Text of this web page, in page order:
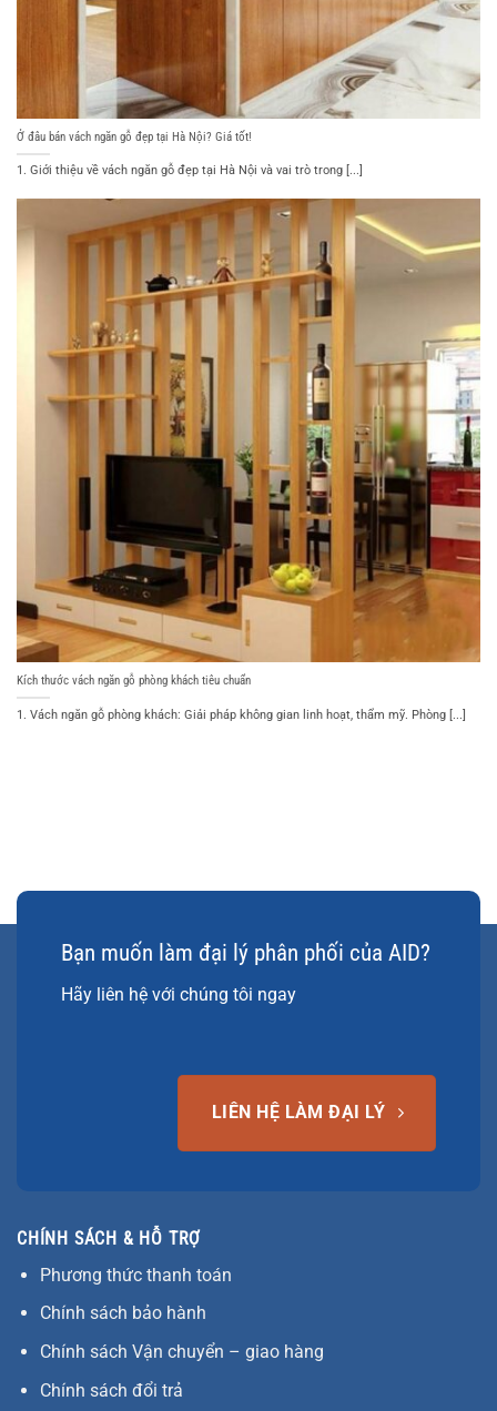
Ở đâu bán vách ngăn gỗ đẹp tại Hà Nội? Giá tốt!
1. Giới thiệu về vách ngăn gỗ đẹp tại Hà Nội và vai trò trong [...]
Kích thước vách ngăn gỗ phòng khách tiêu chuẩn
1. Vách ngăn gỗ phòng khách: Giải pháp không gian linh hoạt, thẩm mỹ. Phòng [...]
Bạn muốn làm đại lý phân phối của AID?
Hãy liên hệ với chúng tôi ngay
LIÊN HỆ LÀM ĐẠI LÝ
CHÍNH SÁCH & HỖ TRỢ
Phương thức thanh toán
Chính sách bảo hành
Chính sách Vận chuyển – giao hàng
Chính sách đổi trả